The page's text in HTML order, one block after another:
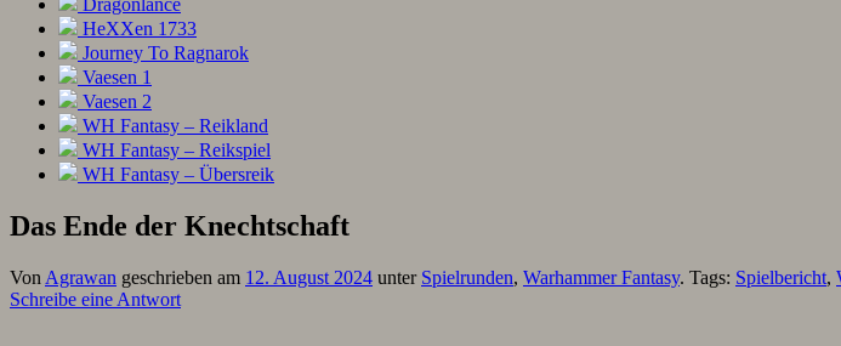
Dragonlance
HeXXen 1733
Journey To Ragnarok
Vaesen 1
Vaesen 2
WH Fantasy – Reikland
WH Fantasy – Reikspiel
WH Fantasy – Übersreik
Das Ende der Knechtschaft
Von Agrawan geschrieben am 12. August 2024 unter Spielrunden, Warhammer Fantasy. Tags: Spielbericht,
Schreibe eine Antwort